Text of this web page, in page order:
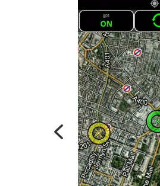
Previous